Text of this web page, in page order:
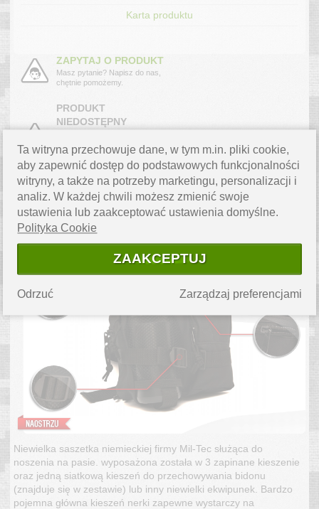
Karta produktu
ZAPYTAJ O PRODUKT
Masz pytanie? Napisz do nas,
chętnie pomożemy.
PRODUKT
NIEDOSTĘPNY
powiadom mnie o dostawie.
›
OPIS PRODUKTU
Niewielka saszetka niemieckiej firmy Mil-Tec służąca do
noszenia na pasie. wyposażona została w 3 zapinane kieszenie
oraz jedną siatkową kieszeń do przechowywania bidonu
(znajduje się w zestawie) lub inny niewielki ekwipunek. Bardzo
pojemna główna kieszeń nerki zapewne wystarczy na
Ta witryna przechowuje dane, w tym m.in. pliki cookie,
aby zapewnić dostęp do podstawowych funkcjonalności
witryny, a także na potrzeby marketingu, personalizacji i
analiz. W każdej chwili możesz zmienić swoje
ustawienia lub zaakceptować ustawienia domyślne.
Polityka Cookie
ZAAKCEPTUJ
Zarządzaj preferencjami
Odrzuć